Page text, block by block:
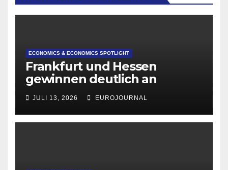
ECONOMICS & ECONOMICS SPOTLIGHT
Frankfurt und Hessen
gewinnen deutlich an
Attraktivität für Startup-
Gründungen
JULI 13, 2026 EUROJOURNAL